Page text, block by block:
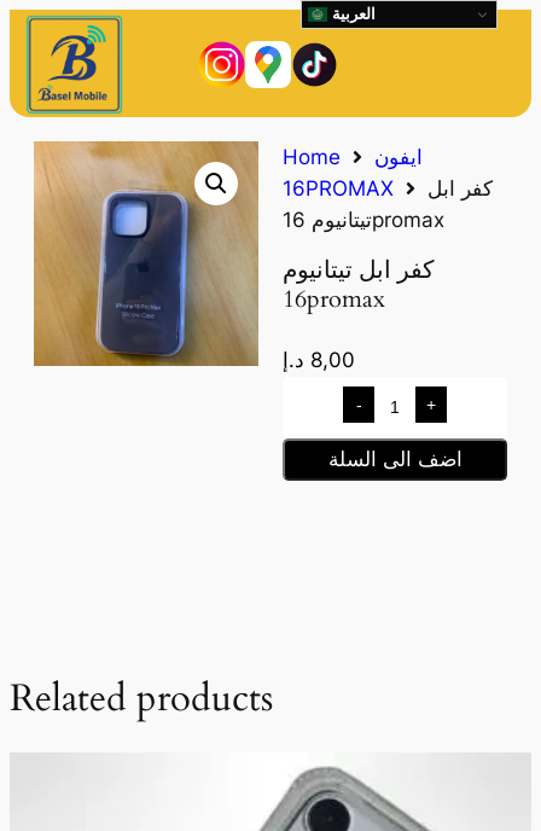
Home
ايفون
16PROMAX
كفر ابل
تيتانيوم 16promax
كفر ابل تيتانيوم
16promax
8,00 د.إ
- +
اضف الى السلة
Related products
العربية